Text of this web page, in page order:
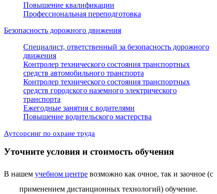
Повышение квалификации
Профессиональная переподготовка
Безопасность дорожного движения
Специалист, ответственный за безопасность дорожного
движения
Контролер технического состояния транспортных
средств автомобильного транспорта
Контролер технического состояния транспортных
средств городского наземного электрического
транспорта
Ежегодные занятия с водителями
Повышение водительского мастерства
Аутсорсинг по охране труда
Уточните условия и стоимость обучения
В нашем учебном центре возможно как очное, так и заочное (с
применением дистанционных технологий) обучение.